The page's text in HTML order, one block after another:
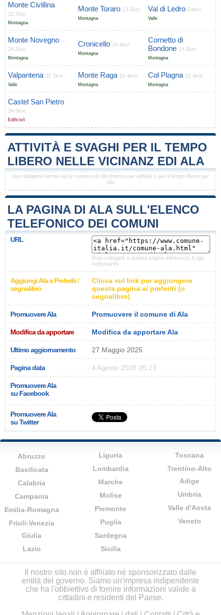
Monte Civillina
22.7km
Montagna
Monte Toraro 23.5km
Montagna
Val di Ledro 24km
Valle
Monte Novegno
24.2km
Montagna
Cronicello 24.9km
Montagna
Cornetto di
Bondone 24.9km
Montagna
Valpantena 25.3km
Valle
Monte Raga 26.4km
Montagna
Col Plagna 29.4km
Montagna
Castel San Pietro
34.6km
Edificio/i
ATTIVITÀ E SVAGHI PER IL TEMPO
LIBERO NELLE VICINANZ EDI ALA
Non abbiamo fornito alcun numero di riferimento per attività o per il tempo libero per
Ala
LA PAGINA DI ALA SULL'ELENCO
TELEFONICO DEI COMUNI
URL
Puoi collegarti a questa pagina attraverso il rigo
sottostante.
Aggiungi Ala a Preferiti /
segnalibro
Clicca sul link per aggiungere
questa pagina ai preferiti (o
segnalibro)
Promuovere Ala Promuovere il comune di Ala
Modifica da apportare Modifica da apportare Ala
Ultimo aggiornamento 27 Maggio 2025
Pagina data 4 Agosto 2026 05:23
Promuovere Ala
su Facebook
Promuovere Ala
su Twitter
Abruzzo
Basilicata
Calabria
Campania
Emilia-Romagna
Friuli-Venezia
Giulia
Lazio
Liguria
Lombardia
Marche
Molise
Piemonte
Puglia
Sardegna
Sicilia
Toscana
Trentino-Alto
Adige
Umbria
Valle d'Aosta
Veneto
Il nostro sito non è affiliato né sponsorizzato dalle
entità del governo. Siamo un'impresa indipendente
che ha l'obbiettivo di fornire informazioni valide a
cittadini e residenti del Paese.